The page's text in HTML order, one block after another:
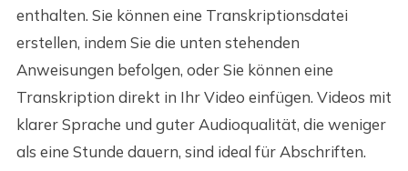
enthalten. Sie können eine Transkriptionsdatei
erstellen, indem Sie die unten stehenden
Anweisungen befolgen, oder Sie können eine
Transkription direkt in Ihr Video einfügen. Videos mit
klarer Sprache und guter Audioqualität, die weniger
als eine Stunde dauern, sind ideal für Abschriften.